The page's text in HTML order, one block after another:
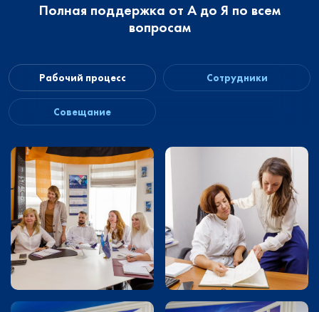
Полная поддержка от А до Я по всем
вопросам
Рабочий процесс Сотрудники
Совещание